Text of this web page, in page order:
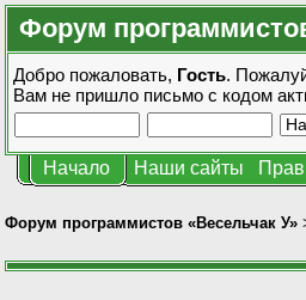
Форум
Добро пожаловать, Гость.
Вам не пришло письмо с кодом
Начало Наши сайты
Форум программистов «Весельчак У»